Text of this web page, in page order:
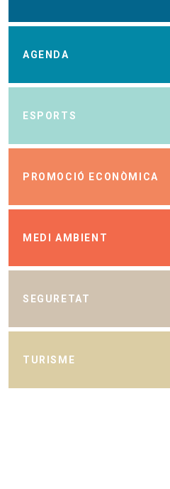
AGENDA
ESPORTS
PROMOCIÓ ECONÒMICA
MEDI AMBIENT
SEGURETAT
TURISME